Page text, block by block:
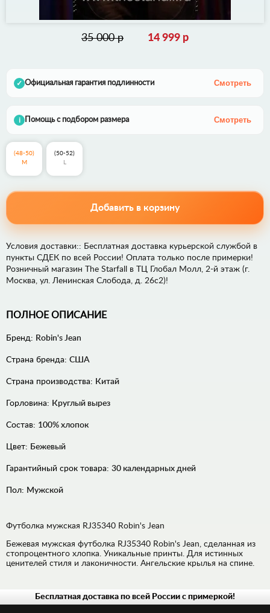
35 000 р 14 999 р
✓ Официальная гарантия подлинности Смотреть
i Помощь с подбором размера Смотреть
M
(48-50)
L
(50-52)
Добавить в корзину
Условия доставки:: Бесплатная доставка курьерской службой в
пункты СДЕК по всей России! Оплата только после примерки!
Розничный магазин The Starfall в ТЦ Глобал Молл, 2-й этаж (г.
Москва, ул. Ленинская Слобода, д. 26с2)!
ПОЛНОЕ ОПИСАНИЕ
Бренд: Robin's Jean
Страна бренда: США
Страна производства: Китай
Горловина: Круглый вырез
Состав: 100% хлопок
Цвет: Бежевый
Гарантийный срок товара: 30 календарных дней
Пол: Мужской
Футболка мужская RJ35340 Robin's Jean
Бежевая мужская футболка RJ35340 Robin's Jean, сделанная из
стопроцентного хлопка. Уникальные принты. Для истинных
ценителей стиля и лаконичности. Ангельские крылья на спине.
МУЖСКАЯБесплатная доставка по всей России с примеркой!